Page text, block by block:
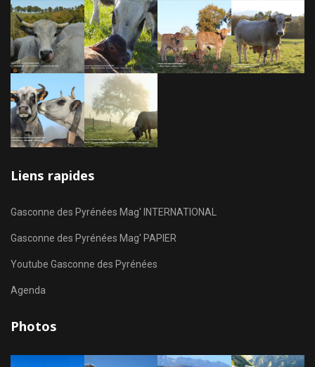
Liens rapides
Gasconne des Pyrénées Mag' INTERNATIONAL
Gasconne des Pyrénées Mag' PAPIER
Youtube Gasconne des Pyrénées
Agenda
Photos